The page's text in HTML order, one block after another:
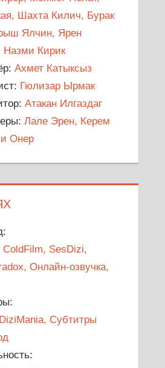
Шахта Килич, Бурак
Ялчин, Ярен
Назми Кирик
Ахмет Катыксыз
Гюлизар Ырмак
Атакан Илгаздаг
Лале Эрен, Керем
Онер
SesDizi,
Онлайн-озвучка,
Субтитры